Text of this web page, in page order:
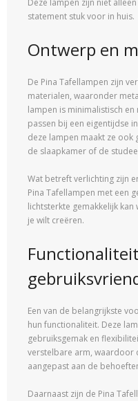
Deze lampen zijn niet
statement stuk voor in huis.
Ontwerp en
De Pina Tafellampen zijn
materialen, waaronder
lampen is minimalistisch
passen bij een eigentijdse
deze lampen maakt ze ook
de slaapkamer of de
Wat betreft verlichting zijn
Pina Tafellampen met een
lichtsterkte gemakkelijk
je wilt creëren.
Een van de belangrijkste
hun functionaliteit. Deze
gebruiksgemak en
verstelbare arm, waardoor
aangepast aan de
Daarnaast zijn de Pina